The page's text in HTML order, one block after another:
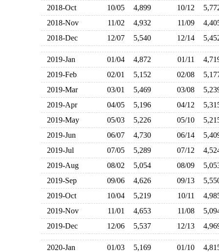
2018-Oct
10/05 4,899 10/12
2018-Nov
11/02 4,932 11/09
2018-Dec
12/07 5,540 12/14
2019-Jan 01/04 4,872 01/11
2019-Feb
02/01 5,152 02/08
2019-Mar
03/01 5,469 03/08
2019-Apr
04/05 5,196 04/12
2019-May
05/03 5,226 05/10
2019-Jun
06/07 4,730 06/14
2019-Jul
07/05 5,289 07/12
2019-Aug
08/02 5,054 08/09
2019-Sep
09/06 4,626 09/13
2019-Oct
10/04 5,219 10/11
2019-Nov
11/01 4,653 11/08
2019-Dec
12/06 5,537 12/13
2020-Jan 01/03 5,169 01/10